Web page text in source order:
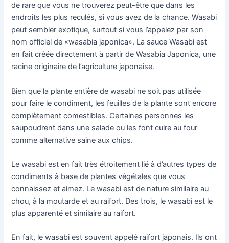
de rare que vous ne trouverez peut-être que dans les
endroits les plus reculés, si vous avez de la chance. Wasabi
peut sembler exotique, surtout si vous l’appelez par son
nom officiel de «wasabia japonica». La sauce Wasabi est
en fait créée directement à partir de Wasabia Japonica, une
racine originaire de l’agriculture japonaise.
Bien que la plante entière de wasabi ne soit pas utilisée
pour faire le condiment, les feuilles de la plante sont encore
complètement comestibles. Certaines personnes les
saupoudrent dans une salade ou les font cuire au four
comme alternative saine aux chips.
Le wasabi est en fait très étroitement lié à d’autres types de
condiments à base de plantes végétales que vous
connaissez et aimez. Le wasabi est de nature similaire au
chou, à la moutarde et au raifort. Des trois, le wasabi est le
plus apparenté et similaire au raifort.
En fait, le wasabi est souvent appelé raifort japonais. Ils ont